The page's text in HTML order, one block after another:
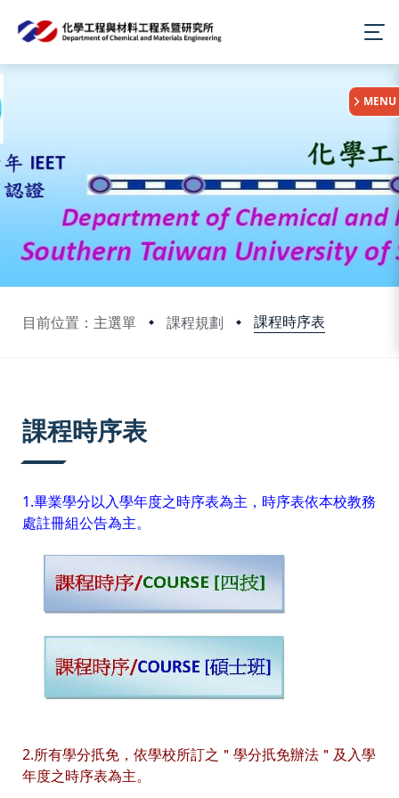
目前位置：主選單 課程規劃 課程時序表
:::
MENU
課程時序表
1.畢業學分以入學年度之時序表為主，時序表依本校教務
處註冊組公告為主。
2.所有學分扺免，依學校所訂之＂學分扺免辦法＂及入學
年度之時序表為主。